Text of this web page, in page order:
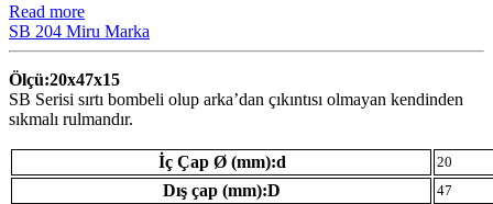
Read more
SB 204 Miru Marka
Ölçü:20x47x15
SB Serisi sırtı bombeli olup arka’dan çıkıntısı olmayan kendinden
sıkmalı rulmandır.
İç Çap Ø (mm):d 20
Dış çap (mm):D 47